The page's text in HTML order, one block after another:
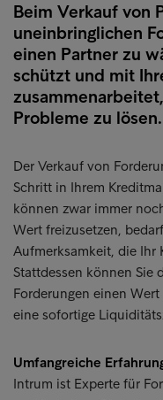
Beim Verkauf von
uneinbringlichen
einen Partner zu
schützt und mit
Probleme zu lösen.
Der Verkauf von
Schritt in Ihrem
können zwar immer
Wert freizusetzen,
Aufmerksamkeit, die Ihr
Stattdessen können Sie
Forderungen einen
eine sofortige
Umfangreiche
Intrum ist Experte für